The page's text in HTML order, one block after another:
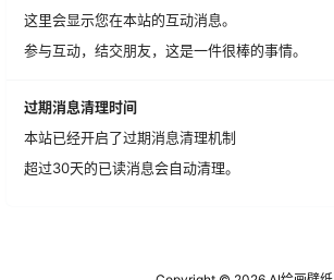
这里会显示您在本站的互动消息。
参与互动，结交朋友，这是一件很棒的事情。
过期消息清理时间
本站已经开启了过期消息清理机制
超过30天的已读消息会自动清理。